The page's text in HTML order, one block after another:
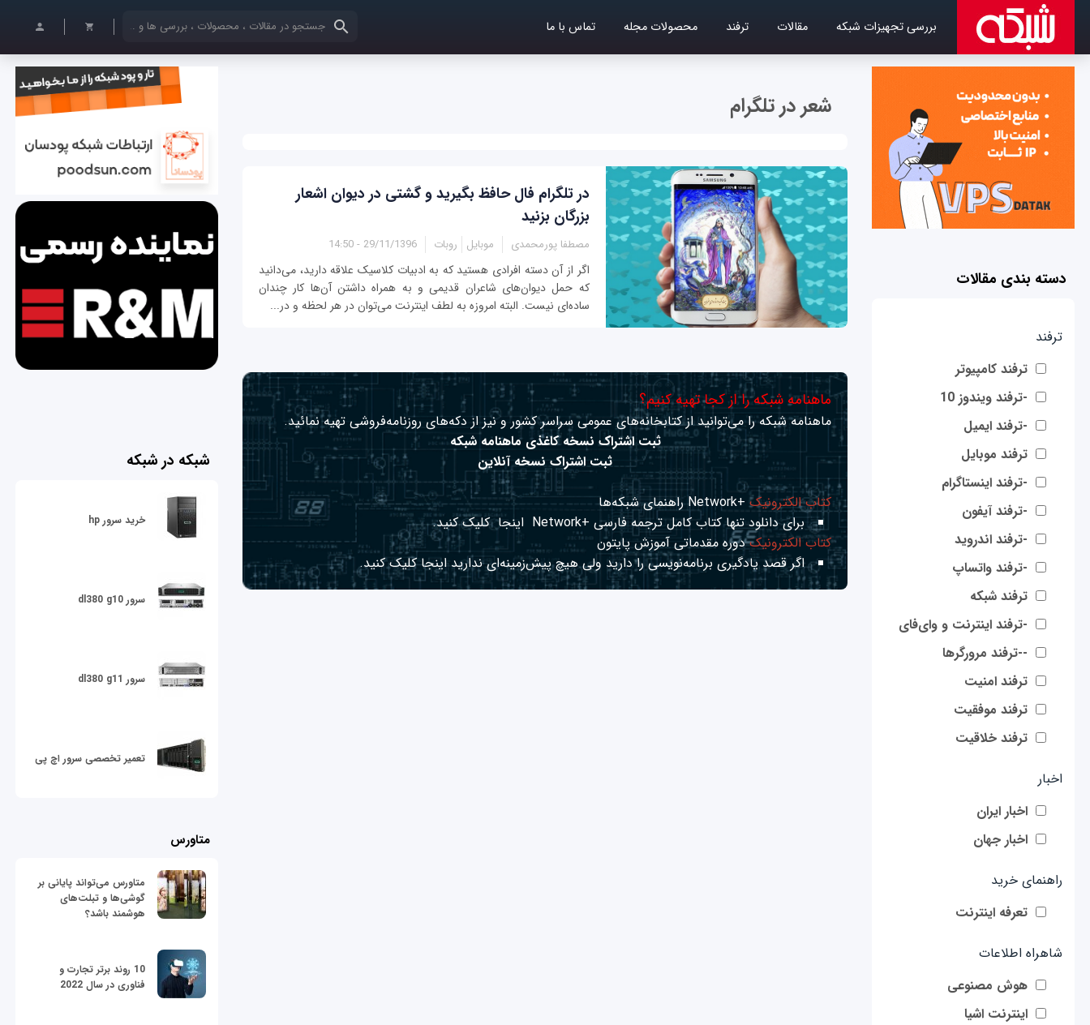
بررسی تجهیزات شبکه مقالات ترفند محصولات مجله تماس با ما کلمات کلیدی خود را وارد کنید
دسته بندی مقالات
ترفند
ترفند کامپیوتر
-ترفند ویندوز 10
-ترفند ایمیل
ترفند موبایل
-ترفند اینستاگرام
-ترفند آیفون
-ترفند اندروید
-ترفند واتساپ
ترفند شبکه
-ترفند اینترنت و وای‌فای
--ترفند مرورگرها
ترفند امنیت
ترفند موفقیت
ترفند خلاقیت
اخبار
اخبار ایران
اخبار جهان
راهنمای خرید
تعرفه اینترنت
شاهراه اطلاعات
هوش مصنوعی
اینترنت اشیا
شعر در تلگرام
در تلگرام فال حافظ بگیرید و گشتی در دیوان اشعار
بزرگان بزنید
مصطفا پورمحمدی موبایل روبات 29/11/1396 - 14:50
اگر از آن دسته افرادی هستید که به ادبیات کلاسیک علاقه دارید، می‌دانید
که حمل دیوان‌های شاعران قدیمی و به همراه داشتن آن‌ها کار چندان
ساده‌ای نیست. البته امروزه به لطف اینترنت می‌توان در هر لحظه و در...
ماهنامه شبکه را از کجا تهیه کنیم؟
ماهنامه شبکه را می‌توانید از کتابخانه‌های عمومی سراسر کشور و نیز از دکه‌های روزنامه‌فروشی تهیه نمائید.
ثبت اشتراک نسخه کاغذی ماهنامه شبکه
ثبت اشتراک نسخه آنلاین
کتاب الکترونیک +Network راهنمای شبکه‌ها
برای دانلود تنها کتاب کامل ترجمه فارسی +Network
اینجا کلیک کنید.
کتاب الکترونیکدوره مقدماتی آموزش پایتون
اگر قصد یادگیری برنامه‌نویسی را دارید ولی هیچ پیش‌زمینه‌ای نداریداینجا کلیک کنید.
شبکه در شبکه
خرید سرور hp
سرور dl380 g10
سرور dl380 g11
تعمیر تخصصی سرور اچ پی
متاورس
متاورس می‌تواند پایانی بر
گوشی‌ها و تبلت‌های
هوشمند باشد؟
10 روند برتر تجارت و
فناوری در سال 2022